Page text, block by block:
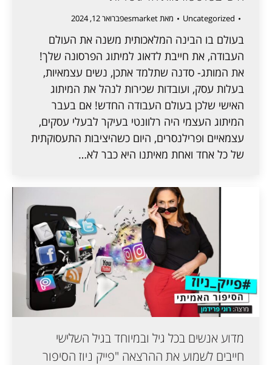
Uncategorized מאתesmarketפברואר 12, 2024
בעולם בו הבינה המלאכותית משנה את העולם
העבודה, את חייבת לדאוג למיתוג הפרסונה שלך!
את המותג- סדנה שתלמד אתכן, נשים עצמאיות,
בעלות עסק, ועובדות שכירות לנהל את המיתוג
האישי שלכן בעולם העבודה החדש! אם בעבר
המיתוג העצמי היה רלוונטי בעיקר לבעלי עסקים,
עצמאיים ופרילנסרים, היום כשהיציבות התעסוקתית
של כל אחד ואחת מאיתנו היא כבר לא…
מדוע אנשים בכל גיל ובמיוחד בגיל השלישי
חייבים לשמוע את ההרצאה "פייק ניוז הסיפור